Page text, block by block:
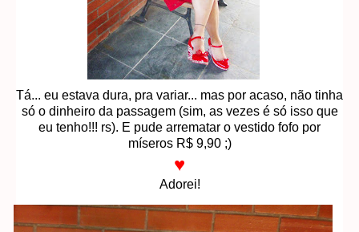
Tá... eu estava dura, pra variar... mas por acaso, não tinha
só o dinheiro da passagem (sim, as vezes é só isso que
eu tenho!!! rs). E pude arrematar o vestido fofo por
míseros R$ 9,90 ;)
♥
Adorei!